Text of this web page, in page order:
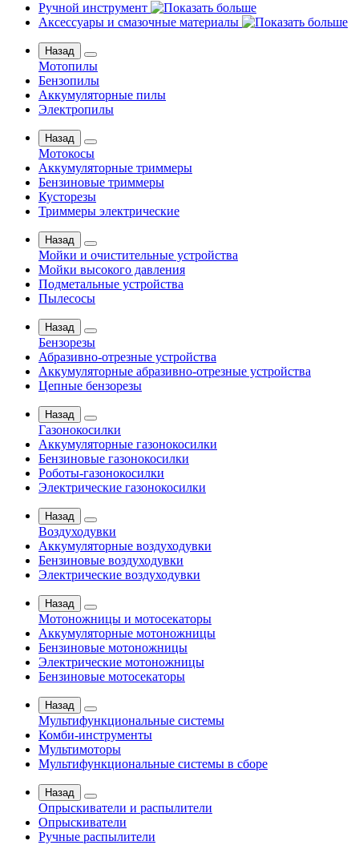
Ручной инструмент
Аксессуары и смазочные материалы
Назад
Мотопилы
Бензопилы
Аккумуляторные пилы
Электропилы
Назад
Мотокосы
Аккумуляторные триммеры
Бензиновые триммеры
Кусторезы
Триммеры электрические
Назад
Мойки и очистительные устройства
Мойки высокого давления
Подметальные устройства
Пылесосы
Назад
Бензорезы
Абразивно-отрезные устройства
Аккумуляторные абразивно-отрезные устройства
Цепные бензорезы
Назад
Газонокосилки
Аккумуляторные газонокосилки
Бензиновые газонокосилки
Роботы-газонокосилки
Электрические газонокосилки
Назад
Воздуходувки
Аккумуляторные воздуходувки
Бензиновые воздуходувки
Электрические воздуходувки
Назад
Мотоножницы и мотосекаторы
Аккумуляторные мотоножницы
Бензиновые мотоножницы
Электрические мотоножницы
Бензиновые мотосекаторы
Назад
Мультифункциональные системы
Комби-инструменты
Мультимоторы
Мультифункциональные системы в сборе
Назад
Опрыскиватели и распылители
Опрыскиватели
Ручные распылители